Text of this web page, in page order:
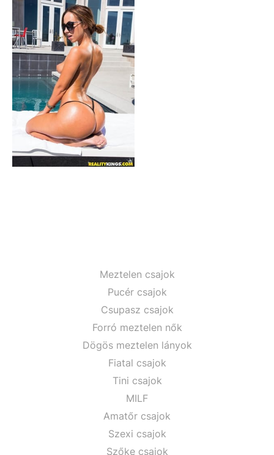
Meztelen csajok
Pucér csajok
Csupasz csajok
Forró meztelen nők
Dögös meztelen lányok
Fiatal csajok
Tini csajok
MILF
Amatőr csajok
Szexi csajok
Szőke csajok